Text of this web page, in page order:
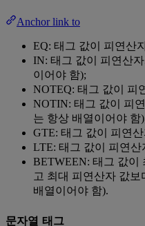
Anchor link to
EQ: 태그 값이 피연산
IN: 태그 값이 피연산
이어야 함);
NOTEQ: 태그 값이 피
NOTIN: 태그 값이 피
는 항상 배열이어야 함
GTE: 태그 값이 피연
LTE: 태그 값이 피연
BETWEEN: 태그 값이
고 최대 피연산자 값
배열이어야 함).
문자열 태그